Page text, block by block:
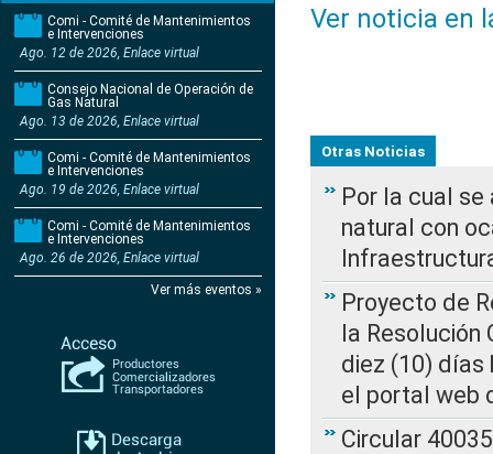
Comi - Comité de Mantenimientos
e Intervenciones
Ago. 12 de 2026, Enlace virtual
Consejo Nacional de Operación de
Gas Natural
Ago. 13 de 2026, Enlace virtual
Comi - Comité de Mantenimientos
e Intervenciones
Ago. 19 de 2026, Enlace virtual
Comi - Comité de Mantenimientos
e Intervenciones
Ago. 26 de 2026, Enlace virtual
Ver más eventos »
Ver noticia en
Otras Noticias
Por la cual
natural con
Proyecto de
la Resolución
diez (10) días
el portal web
Circular